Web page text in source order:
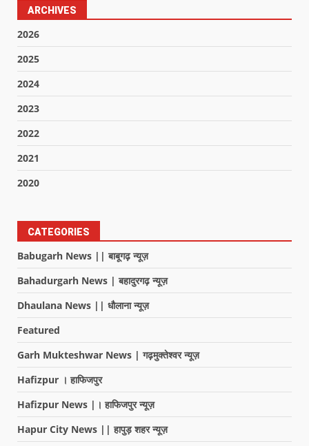
ARCHIVES
2026
2025
2024
2023
2022
2021
2020
CATEGORIES
Babugarh News || बाबूगढ़ न्यूज़
Bahadurgarh News | बहादुरगढ़ न्यूज़
Dhaulana News || धौलाना न्यूज़
Featured
Garh Mukteshwar News | गढ़मुक्तेश्वर न्यूज़
Hafizpur । हाफिजपुर
Hafizpur News |। हाफिजपुर न्यूज़
Hapur City News || हापुड़ शहर न्यूज़